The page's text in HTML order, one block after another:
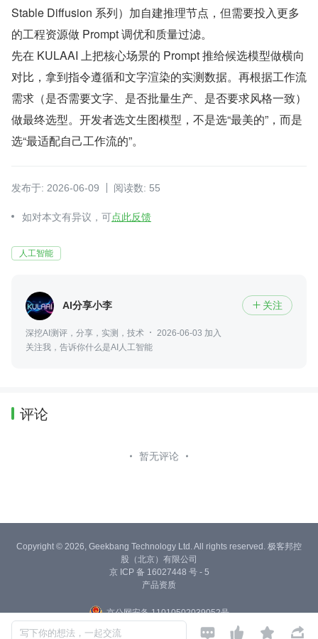
Stable Diffusion 系列）加自建推理节点，但需要投入更多
的工程资源做 Prompt 调优和质量过滤。
先在 KULAAI 上把核心场景的 Prompt 推给候选模型做横向
对比，拿到指令遵循和文字渲染的实测数据。再根据工作流
需求（是否需要文字、是否批量生产、是否要求风格一致）
做最终选型。开发者选文生图模型，不是选“最美的”，而是
选“最适配自己工作流的”。
发布于: 2026-06-09 阅读数: 55
如对本文有异议，可点此反馈
人工智能
AI分享小李  关注
深挖AI测评，分享，实测，技术
2026-06-03 加入
关注我，告诉你什么是AI人工智能
评论
暂无评论
写下你的想法，一起交流    
Copyright © 2026, Geekbang Technology Ltd. All rights reserved. 极客邦控
股（北京）有限公司
京 ICP 备 16027448 号 - 5
产品资质
京公网安备 11010502039052号